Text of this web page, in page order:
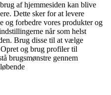
af hjemmesiden kan blive
Dette sker for at levere
og forbedre vores produkter og
når som helst
Brug disse til at vælge
og brug profiler til
brugsmønstre gennem